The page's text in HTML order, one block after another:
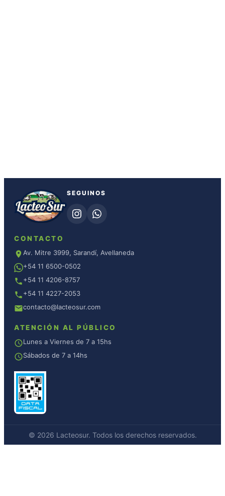
SEGUINOS
CONTACTO
Av. Mitre 3999, Sarandí, Avellaneda
+54 11 6500-0502
+54 11 4206-8757
+54 11 4227-2053
contacto@lacteosur.com
ATENCIÓN AL PÚBLICO
Lunes a Viernes de 7 a 15hs
Sábados de 7 a 14hs
© 2026 Lacteosur. Todos los derechos reservados.